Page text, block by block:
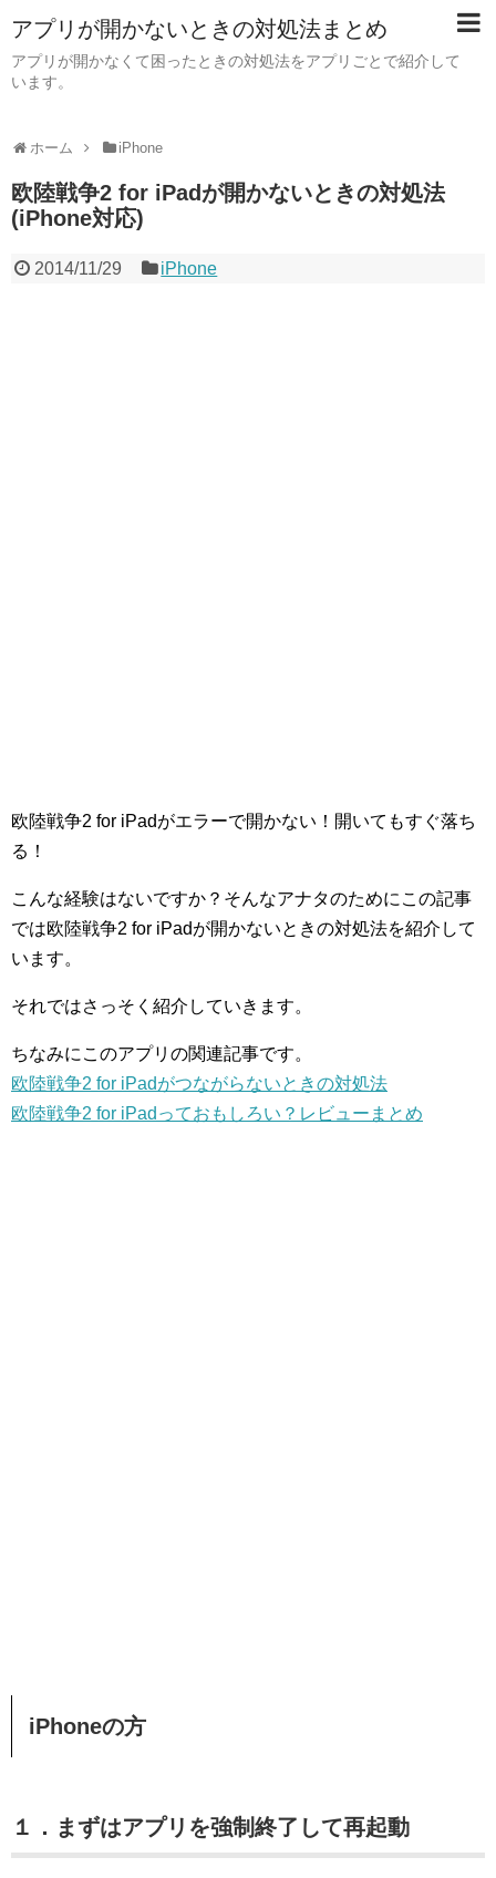
アプリが開かないときの対処法まとめ
アプリが開かなくて困ったときの対処法をアプリごとで紹介して
います。
ホーム iPhone
欧陸戦争2 for iPadが開かないときの対処法
(iPhone対応)
2014/11/29 iPhone
欧陸戦争2 for iPadがエラーで開かない！開いてもすぐ落ち
る！
こんな経験はないですか？そんなアナタのためにこの記事
では欧陸戦争2 for iPadが開かないときの対処法を紹介して
います。
それではさっそく紹介していきます。
ちなみにこのアプリの関連記事です。
欧陸戦争2 for iPadがつながらないときの対処法
欧陸戦争2 for iPadっておもしろい？レビューまとめ
iPhoneの方
１．まずはアプリを強制終了して再起動